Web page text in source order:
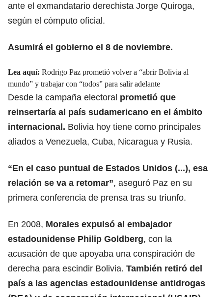
ante el exmandatario derechista Jorge Quiroga,
según el cómputo oficial.
Asumirá el gobierno el 8 de noviembre.
Lea aquí: Rodrigo Paz prometió volver a “abrir Bolivia al
mundo” y trabajar con “todos” para salir adelante
Desde la campaña electoral prometió que
reinsertaría al país sudamericano en el ámbito
internacional. Bolivia hoy tiene como principales
aliados a Venezuela, Cuba, Nicaragua y Rusia.
“En el caso puntual de Estados Unidos (...), esa
relación se va a retomar”, aseguró Paz en su
primera conferencia de prensa tras su triunfo.
En 2008, Morales expulsó al embajador
estadounidense Philip Goldberg, con la
acusación de que apoyaba una conspiración de
derecha para escindir Bolivia. También retiró del
país a las agencias estadounidense antidrogas